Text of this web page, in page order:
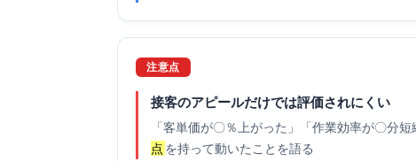
注意点
接客のアピールだけでは評価されにくい
「客単価が〇％上がった」「作業効率が〇分
点 を持って動いたことを語る